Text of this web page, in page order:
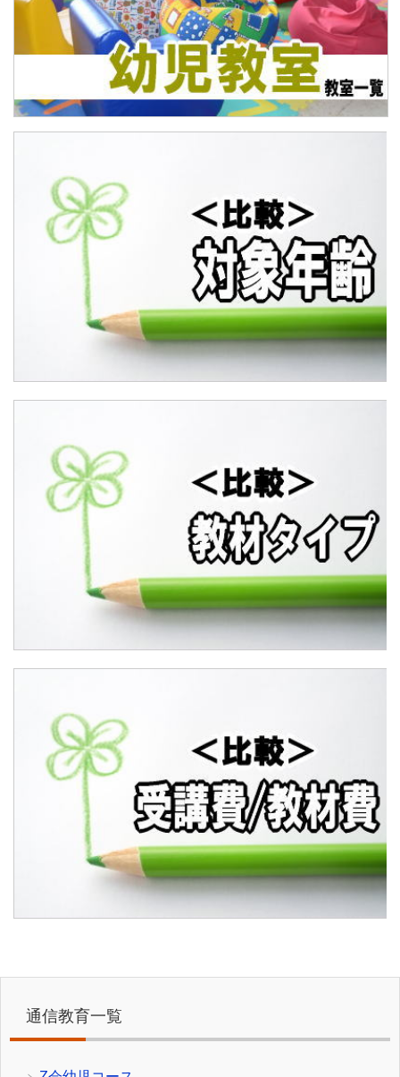
通信教育一覧